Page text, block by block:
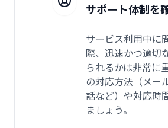
サポート体制を
サービス利用中に
際、迅速かつ適切
られるかは非常に
の対応方法（メー
話など）や対応時
ましょう。